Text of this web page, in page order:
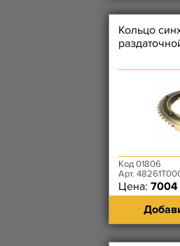
Кольцо
Код 01806
Арт.
Цена: 7004